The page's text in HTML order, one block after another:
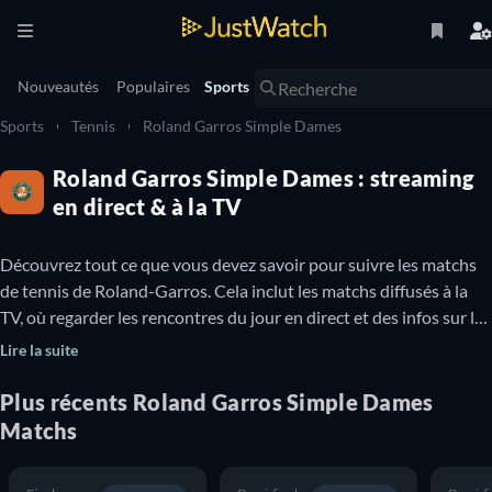
Nouveautés Populaires Sports
Sports Tennis Roland Garros Simple Dames
Roland Garros Simple Dames : streaming
en direct & à la TV
Découvrez tout ce que vous devez savoir pour suivre les matchs
de tennis de Roland-Garros. Cela inclut les matchs diffusés à la
TV, où regarder les rencontres du jour en direct et des infos sur les
prochains matchs. Vous pouvez également découvrir quels
Roland-Garros est un tournoi de tennis professionnel qui se
Lire la suite
Plus récents Roland Garros Simple Dames
Matchs